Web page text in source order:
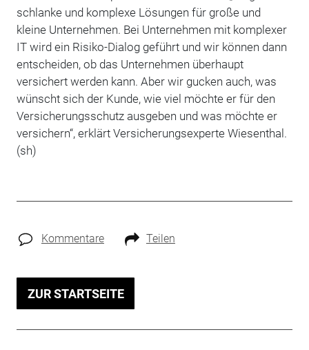
schlanke und komplexe Lösungen für große und
kleine Unternehmen. Bei Unternehmen mit komplexer
IT wird ein Risiko-Dialog geführt und wir können dann
entscheiden, ob das Unternehmen überhaupt
versichert werden kann. Aber wir gucken auch, was
wünscht sich der Kunde, wie viel möchte er für den
Versicherungsschutz ausgeben und was möchte er
versichern“, erklärt Versicherungsexperte Wiesenthal.
(sh)
Kommentare Teilen
ZUR STARTSEITE